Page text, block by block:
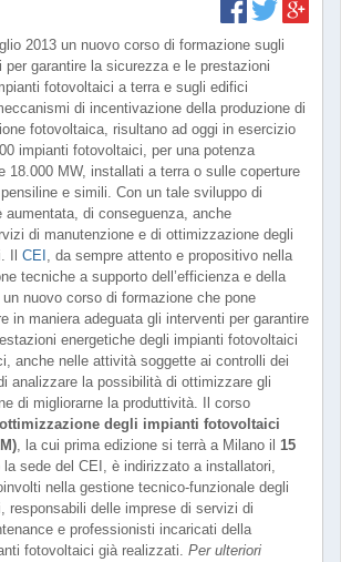
2013 un nuovo corso di formazione sugli
per garantire la sicurezza e le prestazioni
fotovoltaici a terra e sugli edifici
di incentivazione della produzione di
fotovoltaica, risultano ad oggi in esercizio
impianti fotovoltaici, per una potenza
18.000 MW, installati a terra o sulle coperture
e simili. Con un tale sviluppo di
aumentata, di conseguenza, anche
di manutenzione e di ottimizzazione degli
Il CEI , da sempre attento e propositivo nella
tecniche a supporto dell’efficienza e della
nuovo corso di formazione che pone
in maniera adeguata gli interventi per garantire
energetiche degli impianti fotovoltaici
anche nelle attività soggette ai controlli dei
analizzare la possibilità di ottimizzare gli
di migliorarne la produttività. Il corso
degli impianti fotovoltaici
, la cui prima edizione si terrà a Milano il 15
la sede del CEI, è indirizzato a installatori,
nella gestione tecnico-funzionale degli
responsabili delle imprese di servizi di
e professionisti incaricati della
fotovoltaici già realizzati. Per ulteriori